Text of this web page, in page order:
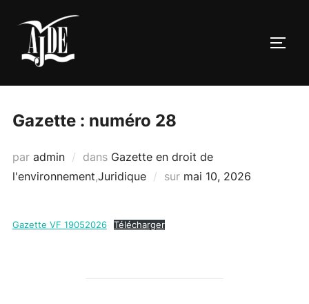
contenu
Gazette : numéro 28
par admin dans Gazette en droit de
l'environnement,Juridique sur Publié
mai 10, 2026
Gazette VF 19052026 Télécharger